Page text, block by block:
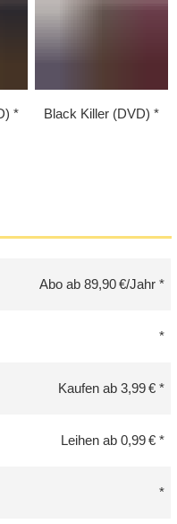
Black Killer (DVD)
Abo ab 89,90 €/Jahr
Kaufen ab 3,99 €
Leihen ab 0,99 €